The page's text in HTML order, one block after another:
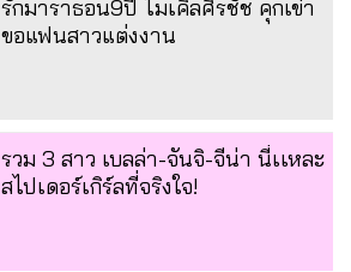
รักมาราธอน9ปี ไมเคิลศิรชัช คุกเข่า
ขอแฟนสาวแต่งงาน
รวม 3 สาว เบลล่า-จันจิ-จีน่า นี่เเหละ
สไปเดอร์เกิร์ลที่จริงใจ!